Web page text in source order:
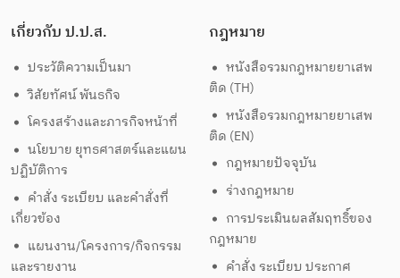
เกี่ยวกับ ป.ป.ส.
ประวัติความเป็นมา
วิสัยทัศน์ พันธกิจ
โครงสร้างและภารกิจหน้าที่
นโยบาย ยุทธศาสตร์และแผน
ปฏิบัติการ
คำสั่ง ระเบียบ และคำสั่งที่
เกี่ยวข้อง
แผนงาน/โครงการ/กิจกรรม
และรายงาน
กฎหมาย
หนังสือรวมกฎหมายยาเสพ
ติด (TH)
หนังสือรวมกฎหมายยาเสพ
ติด (EN)
กฎหมายปัจจุบัน
ร่างกฎหมาย
การประเมินผลสัมฤทธิ์ของ
กฎหมาย
คำสั่ง ระเบียบ ประกาศ